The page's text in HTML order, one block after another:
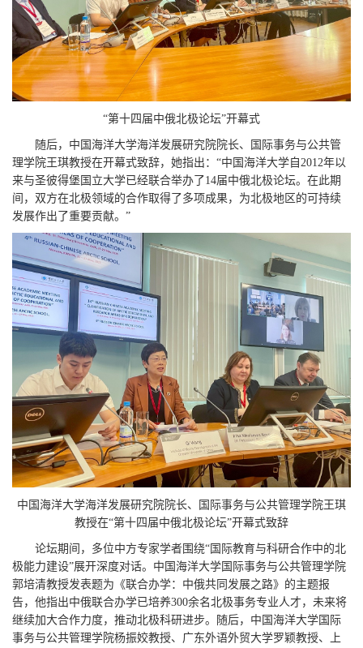
“第十四届中俄北极论坛”开幕式
随后，中国海洋大学海洋发展研究院院长、国际事务与公共管
理学院王琪教授在开幕式致辞，她指出：“中国海洋大学自2012年以
来与圣彼得堡国立大学已经联合举办了14届中俄北极论坛。在此期
间，双方在北极领域的合作取得了多项成果，为北极地区的可持续
发展作出了重要贡献。”
中国海洋大学海洋发展研究院院长、国际事务与公共管理学院王琪
教授在“第十四届中俄北极论坛”开幕式致辞
论坛期间，多位中方专家学者围绕“国际教育与科研合作中的北
极能力建设”展开深度对话。中国海洋大学国际事务与公共管理学院
郭培清教授发表题为《联合办学：中俄共同发展之路》的主题报
告，他指出中俄联合办学已培养300余名北极事务专业人才，未来将
继续加大合作力度，推动北极科研进步。随后，中国海洋大学国际
事务与公共管理学院杨振姣教授、广东外语外贸大学罗颖教授、上